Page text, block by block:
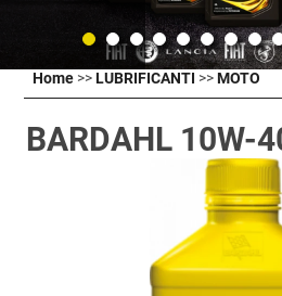
Home >>LUBRIFICANTI >>MOTO
BARDAHL 10W-